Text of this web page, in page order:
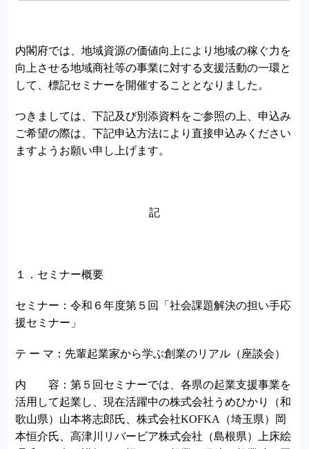
内閣府では、地域資源の価値向上により地域の稼ぐ力を
向上させる地域商社等の事業に対する支援活動の一環と
して、標記セミナーを開催することとなりました。
つきましては、下記及び別添資料をご参照の上、申込み
ご希望の際は、下記申込方法により直接申込みください
ますようお願い申し上げます。
記
１．セミナー概要
セミナー：令和６年度第５回「社会課題解決の担い手応
援セミナー」
テ ー マ：先輩起業家から学ぶ創業のリアル（座談会）
内 容：第５回セミナーでは、各県の起業支援事業を
活用して起業し、現在活躍中の株式会社うめひかり（和
歌山県）山本将志郎氏、株式会社KOFKA（埼玉県）岡
本恒介氏、高津川リバービア株式会社（島根県）上床絵